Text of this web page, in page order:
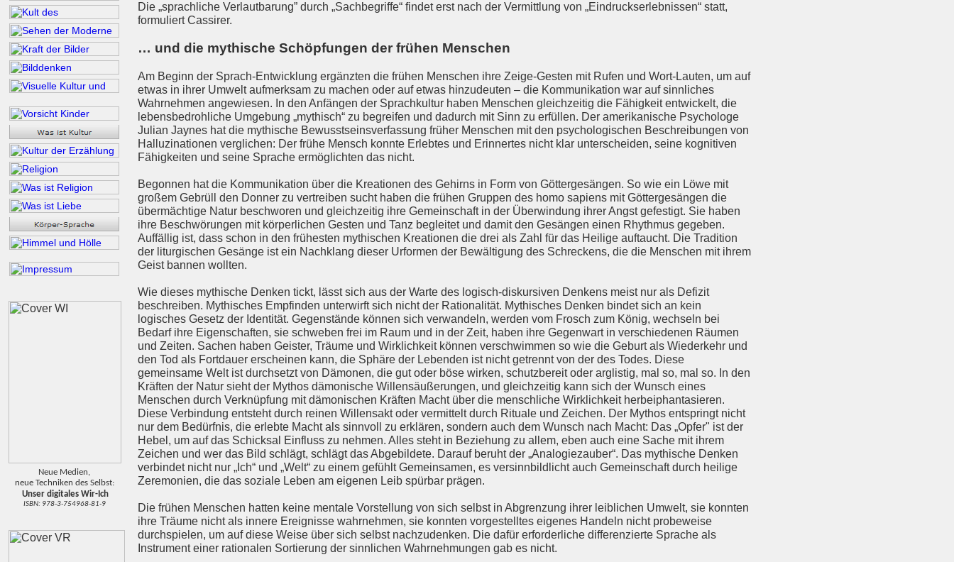
Neue Medien,
neue Techniken des Selbst:
Unser digitales Wir-Ich
ISBN: 978-3-754968-81-9
Die „sprachliche Verlautbarung” durch „Sachbegriffe“ findet erst nach der Vermittlung von „Eindruckserlebnissen“ statt,
formuliert Cassirer.
… und die mythische Schöpfungen der frühen Menschen
Am Beginn der Sprach-Entwicklung ergänzten die frühen Menschen ihre Zeige-Gesten mit Rufen und Wort-Lauten, um auf
etwas in ihrer Umwelt aufmerksam zu machen oder auf etwas hinzudeuten – die Kommunikation war auf sinnliches
Wahrnehmen angewiesen. In den Anfängen der Sprachkultur haben Menschen gleichzeitig die Fähigkeit entwickelt, die
lebensbedrohliche Umgebung „mythisch“ zu begreifen und dadurch mit Sinn zu erfüllen. Der amerikanische Psychologe
Julian Jaynes hat die mythische Bewusstseinsverfassung früher Menschen mit den psychologischen Beschreibungen von
Halluzinationen verglichen: Der frühe Mensch konnte Erlebtes und Erinnertes nicht klar unterscheiden, seine kognitiven
Fähigkeiten und seine Sprache ermöglichten das nicht.
Begonnen hat die Kommunikation über die Kreationen des Gehirns in Form von Göttergesängen. So wie ein Löwe mit
großem Gebrüll den Donner zu vertreiben sucht haben die frühen Gruppen des homo sapiens mit Göttergesängen die
übermächtige Natur beschworen und gleichzeitig ihre Gemeinschaft in der Überwindung ihrer Angst gefestigt. Sie haben
ihre Beschwörungen mit körperlichen Gesten und Tanz begleitet und damit den Gesängen einen Rhythmus gegeben.
Auffällig ist, dass schon in den frühesten mythischen Kreationen die drei als Zahl für das Heilige auftaucht. Die Tradition
der liturgischen Gesänge ist ein Nachklang dieser Urformen der Bewältigung des Schreckens, die die Menschen mit ihrem
Geist bannen wollten.
Wie dieses mythische Denken tickt, lässt sich aus der Warte des logisch-diskursiven Denkens meist nur als Defizit
beschreiben. Mythisches Empfinden unterwirft sich nicht der Rationalität. Mythisches Denken bindet sich an kein
logisches Gesetz der Identität. Gegenstände können sich verwandeln, werden vom Frosch zum König, wechseln bei
Bedarf ihre Eigenschaften, sie schweben frei im Raum und in der Zeit, haben ihre Gegenwart in verschiedenen Räumen
und Zeiten. Sachen haben Geister, Träume und Wirklichkeit können verschwimmen so wie die Geburt als Wiederkehr und
den Tod als Fortdauer erscheinen kann, die Sphäre der Lebenden ist nicht getrennt von der des Todes. Diese
gemeinsame Welt ist durchsetzt von Dämonen, die gut oder böse wirken, schutzbereit oder arglistig, mal so, mal so. In den
Kräften der Natur sieht der Mythos dämonische Willensäußerungen, und gleichzeitig kann sich der Wunsch eines
Menschen durch Verknüpfung mit dämonischen Kräften Macht über die menschliche Wirklichkeit herbeiphantasieren.
Diese Verbindung entsteht durch reinen Willensakt oder vermittelt durch Rituale und Zeichen. Der Mythos entspringt nicht
nur dem Bedürfnis, die erlebte Macht als sinnvoll zu erklären, sondern auch dem Wunsch nach Macht: Das „Opfer" ist der
Hebel, um auf das Schicksal Einfluss zu nehmen. Alles steht in Beziehung zu allem, eben auch eine Sache mit ihrem
Zeichen und wer das Bild schlägt, schlägt das Abgebildete. Darauf beruht der „Analogiezauber“. Das mythische Denken
verbindet nicht nur „Ich“ und „Welt“ zu einem gefühlt Gemeinsamen, es versinnbildlicht auch Gemeinschaft durch heilige
Zeremonien, die das soziale Leben am eigenen Leib spürbar prägen.
Die frühen Menschen hatten keine mentale Vorstellung von sich selbst in Abgrenzung ihrer leiblichen Umwelt, sie konnten
ihre Träume nicht als innere Ereignisse wahrnehmen, sie konnten vorgestelltes eigenes Handeln nicht probeweise
durchspielen, um auf diese Weise über sich selbst nachzudenken. Die dafür erforderliche differenzierte Sprache als
Instrument einer rationalen Sortierung der sinnlichen Wahrnehmungen gab es nicht.